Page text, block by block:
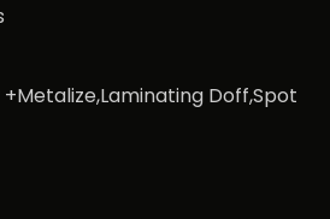
Doff,Spot